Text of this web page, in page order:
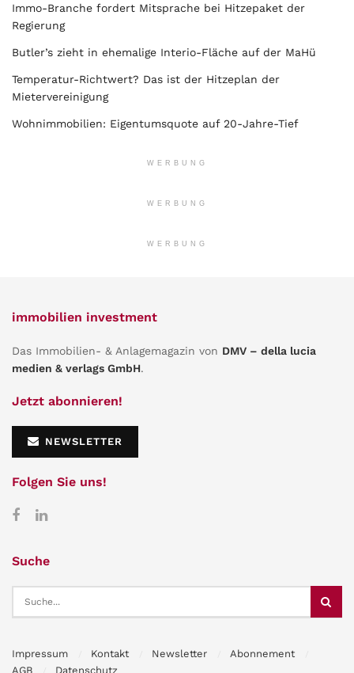
Immo-Branche fordert Mitsprache bei Hitzepaket der
Regierung
Butler’s zieht in ehemalige Interio-Fläche auf der MaHü
Temperatur-Richtwert? Das ist der Hitzeplan der
Mietervereinigung
Wohnimmobilien: Eigentumsquote auf 20-Jahre-Tief
WERBUNG
WERBUNG
WERBUNG
immobilien investment
Das Immobilien- & Anlagemagazin von DMV – della lucia
medien & verlags GmbH.
Jetzt abonnieren!
NEWSLETTER
Folgen Sie uns!
Suche
Impressum Kontakt Newsletter
Abonnement
AGB
Datenschutz